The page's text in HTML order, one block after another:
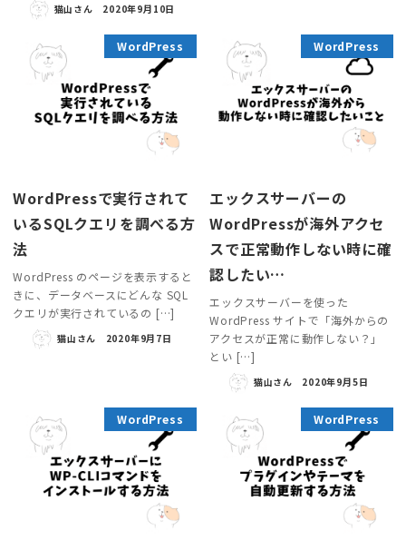
猫山さん 2020年9月10日
WordPress
WordPressで実行されて
いるSQLクエリを調べる方
法
WordPress のページを表示すると
きに、データベースにどんな SQL
クエリが実行されているの […]
猫山さん 2020年9月7日
WordPress
エックスサーバーの
WordPressが海外アクセ
スで正常動作しない時に確
認したい…
エックスサーバーを使った
WordPress サイトで「海外からの
アクセスが正常に動作しない？」
とい […]
猫山さん 2020年9月5日
WordPress WordPress